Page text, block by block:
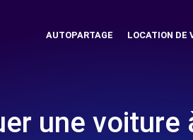
AUTOPARTAGE LOCATION DE
une voiture